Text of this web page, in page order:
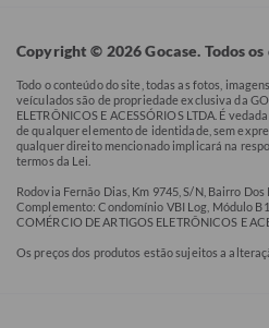
Copyright © 2026 Gocase. Todos
Todo o conteúdo do site, todas as fotos,
veículados são de propriedade exclusiva da
ELETRÔNICOS E ACESSÓRIOS LTDA. É
de qualquer elemento de identidade, sem
qualquer direito mencionado implicará na
termos da Lei.
Rodovia Fernão Dias, Km 9745, S/N, Bairro
Complemento: Condomínio VBI Log, Módulo
COMÉRCIO DE ARTIGOS ELETRÔNICOS E
Os preços dos produtos estão sujeitos a